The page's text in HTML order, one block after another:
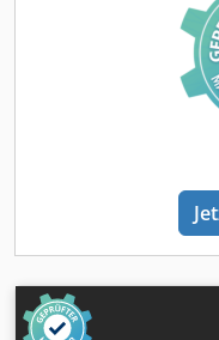
Nederlands) Available
pay by bank transfer,
our Bank Account
details that are stated
received other
have doubts please
2 4701BP Roosendaal
NL857401B(01) BIC/